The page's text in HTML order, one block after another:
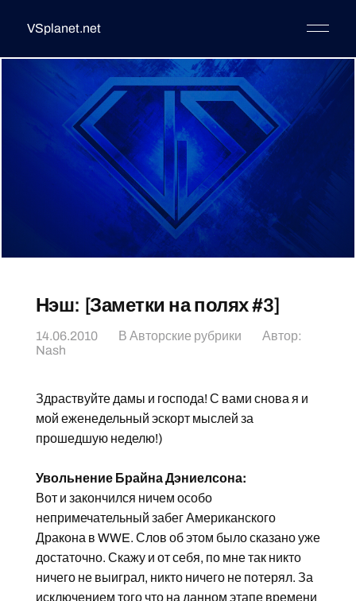
VSplanet.net
Нэш: [Заметки на полях #3]
14.06.2010 В Авторские рубрики
Автор:
Nash
Здраствуйте дамы и господа! С вами снова я и
мой еженедельный эскорт мыслей за
прошедшую неделю!)
Увольнение Брайна Дэниелсона:
Вот и закончился ничем особо
непримечательный забег Американского
Дракона в WWE. Слов об этом было сказано уже
достаточно. Скажу и от себя, по мне так никто
ничего не выиграл, никто ничего не потерял. За
исключением того что на данном этапе времени